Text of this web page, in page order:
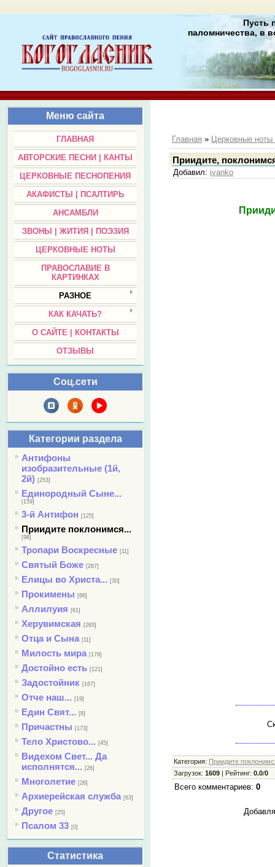
Пусть
паломничества, в
Меню сайта
ГЛАВНАЯ
АВТОРСКИЕ ПЕСНИ | КАНТЫ
ЦЕРКОВНЫЕ ПЕСНОПЕНИЯ
АКАФИСТЫ | ПСАЛТИРЬ
АНСАМБЛИ
ЗВОНЫ | ЖИТИЯ | ПОЭЗИЯ
ЦЕРКОВНЫЕ НОТЫ
ПРАВОСЛАВИЕ В
КАРТИНКАХ
РАЗНОЕ
КАК КАЧАТЬ?
О САЙТЕ | КОНТАКТЫ
ОТЗЫВЫ
Соц.сети
Категории раздела
Антифоны
изобразительные (1й,
2й) [253]
Единородный Сыне...
[159]
3-й Антифон [125]
Приидите поклонимся...
[98]
Тропари Воскресные [11]
Святый Боже [267]
Елицы во Христа... [30]
Прокимены [66]
Аллилуия [61]
Херувимская [265]
Отца и Сына [11]
Милость мира [179]
Достойно есть [121]
Задостойник [167]
Отче наш... [19]
Един Свят... [8]
Причастны [173]
Тело Христово... [45]
Видехом Свет... Да
исполнятся... [26]
Многолетие [26]
Архиерейская служба [63]
Другое [25]
Псалом 33 [0]
Статистика
Главная » Церковные ноты
Приидите,
Добавил: ivanko
Категория: Приидите
Загрузок:1609 Рейтинг:0.0/0
Всего комментариев: 0